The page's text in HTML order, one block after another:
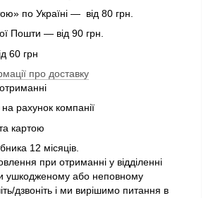
по Україні — від 80 грн.
Пошти — від 90 грн.
60 грн
про доставку
рахунок компанії
картою
12 місяців.
при отриманні у відділенні
ушкодженому або неповному
дзвоніть і ми вирішимо питання в